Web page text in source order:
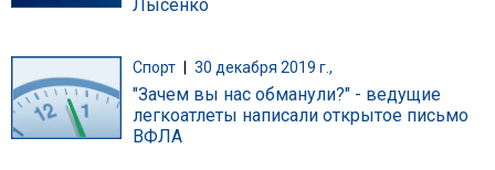
Лысенко
Спорт 30 декабря 2019 г.,
"Зачем вы нас обманули?" - ведущие
легкоатлеты написали открытое письмо
ВФЛА